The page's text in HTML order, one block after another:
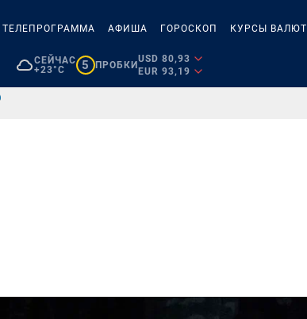
ТЕЛЕПРОГРАММА АФИША ГОРОСКОП КУРСЫ ВАЛЮТ
СЕЙЧАС
+23°C
5 ПРОБКИ
USD 80,93
EUR 93,19